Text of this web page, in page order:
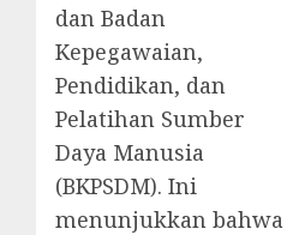
dan Badan
Kepegawaian,
Pendidikan, dan
Pelatihan Sumber
Daya Manusia
(BKPSDM). Ini
menunjukkan bahwa